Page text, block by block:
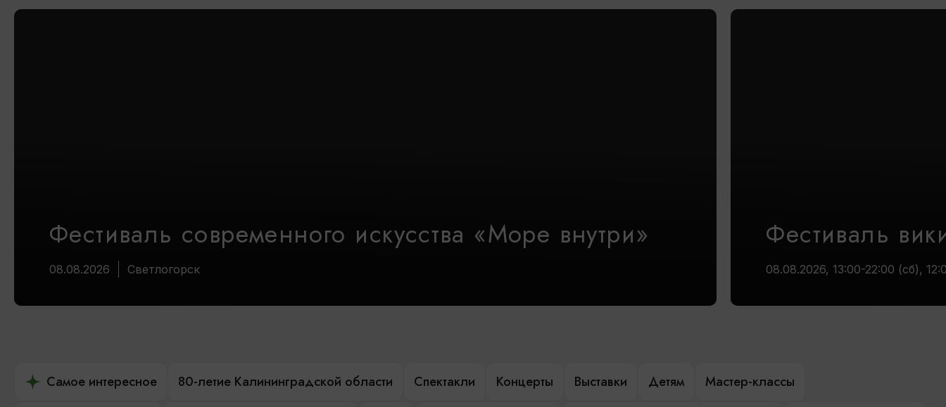
Фестиваль современного искусства «Море внутри»
08.08.2026 Светлогорск
Фестиваль
08.08.2026, 13:00-22:00 (сб),
Самое интересное 80-летие Калининградской области Спектакли Концерты Выставки Детям Мастер-классы